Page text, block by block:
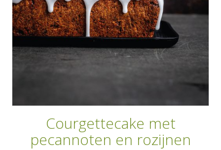
KOOKBOEKEN
Courgettecake met
pecannoten en rozijnen